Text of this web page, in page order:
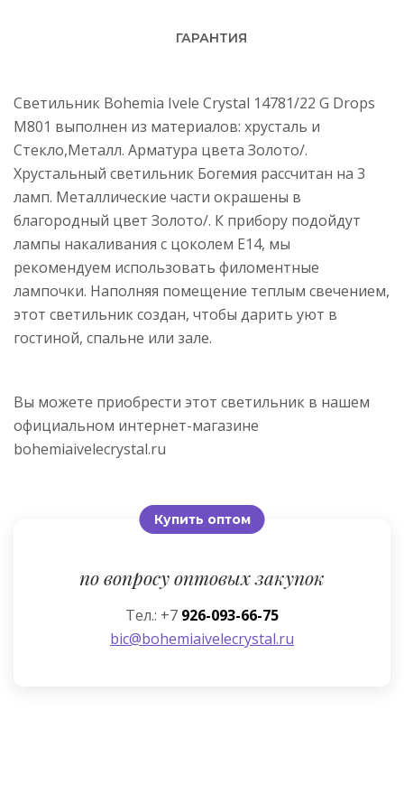
ГАРАНТИЯ
Светильник Bohemia Ivele Crystal 14781/22 G Drops
M801 выполнен из материалов: хрусталь и
Стекло,Металл. Арматура цвета Золото/.
Хрустальный светильник Богемия рассчитан на 3
ламп. Металлические части окрашены в
благородный цвет Золото/. К прибору подойдут
лампы накаливания с цоколем E14, мы
рекомендуем использовать филоментные
лампочки. Наполняя помещение теплым свечением,
этот светильник создан, чтобы дарить уют в
гостиной, спальне или зале.
Вы можете приобрести этот светильник в нашем
официальном интернет-магазине
bohemiaivelecrystal.ru
Купить оптом
по вопросу оптовых закупок
Тел.: +7 926-093-66-75
bic@bohemiaivelecrystal.ru